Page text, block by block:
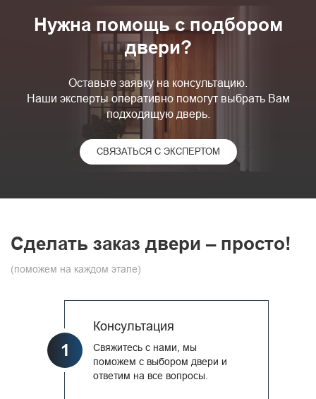
Нужна помощь с подбором
двери?
Оставьте заявку на консультацию.
Наши эксперты оперативно помогут выбрать Вам
подходящую дверь.
СВЯЗАТЬСЯ С ЭКСПЕРТОМ
Сделать заказ двери – просто!
(поможем на каждом этапе)
1
Консультация
Свяжитесь с нами, мы
поможем с выбором двери и
ответим на все вопросы.